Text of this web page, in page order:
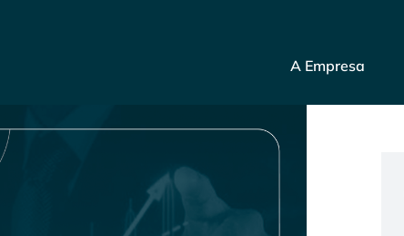
A Empresa